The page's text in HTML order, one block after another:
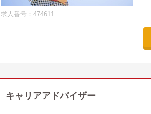
求人番号：474611
キャリアアドバイザー